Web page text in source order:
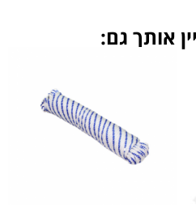
אותך גם: